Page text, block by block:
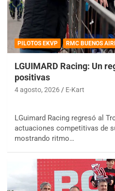
PILOTOS EKVP RMC BUENOS
LGUIMARD Racing: Un
positivas
4 agosto, 2026 E-Kart
LGuimard Racing regresó al
actuaciones competitivas de
mostrando ritmo…